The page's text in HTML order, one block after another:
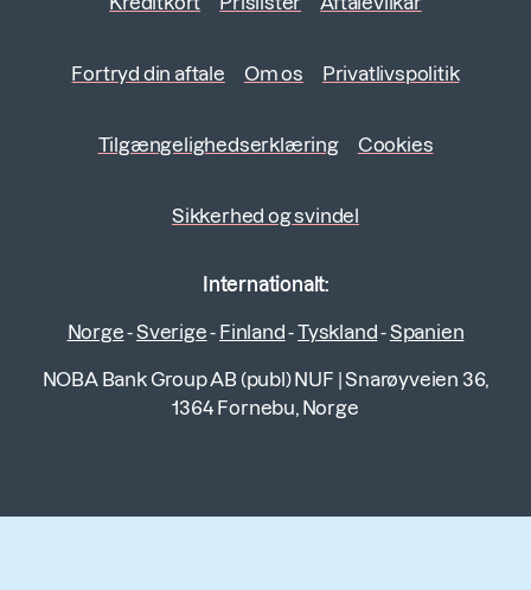
Fortryd din aftale Om os Privatlivspolitik
Tilgængelighedserklæring Cookies
Sikkerhed og svindel
Internationalt:
Norge-Sverige- Finland-Tyskland-Spanien
NOBA Bank Group AB (publ) NUF |Snarøyveien 36,
1364 Fornebu, Norge